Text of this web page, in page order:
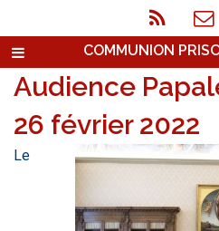
COMMUNION
Audience
26 février 2022
Le